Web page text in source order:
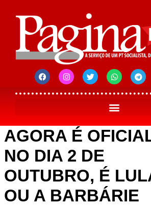
AGORA É
NO DIA 2 DE
OUTUBRO, É
OU A BARBÁRIE